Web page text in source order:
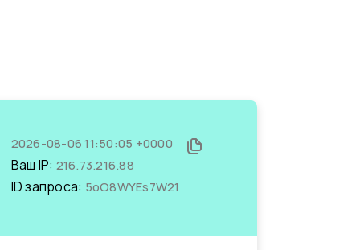
2026-08-06 11:50:05 +0000
Ваш IP: 216.73.216.88
ID запроса: 5oO8WYEs7W21